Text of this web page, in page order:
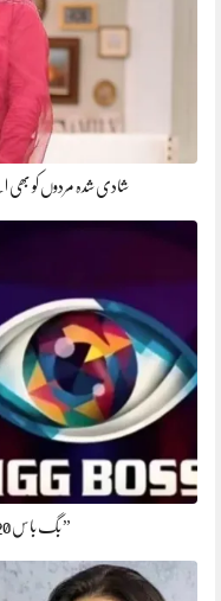
شادی شدہ مردوں کو
” بگ باس 20” کا پریمیئر 6 ستمبر 2026 کو ہو گا